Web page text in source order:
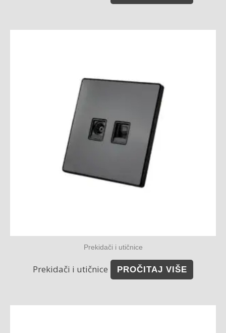
Prekidači i utičnice
Prekidači i utičnice PROČITAJ VIŠE